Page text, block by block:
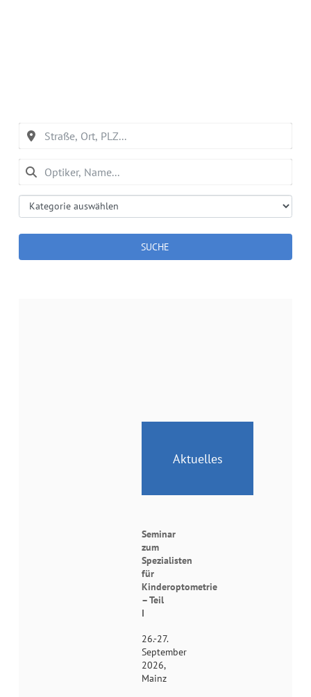
SUCHE
Aktuelles
Seminar
zum
Spezialisten
für
Kinderoptometrie
– Teil
I
26.-27.
September
2026,
Mainz